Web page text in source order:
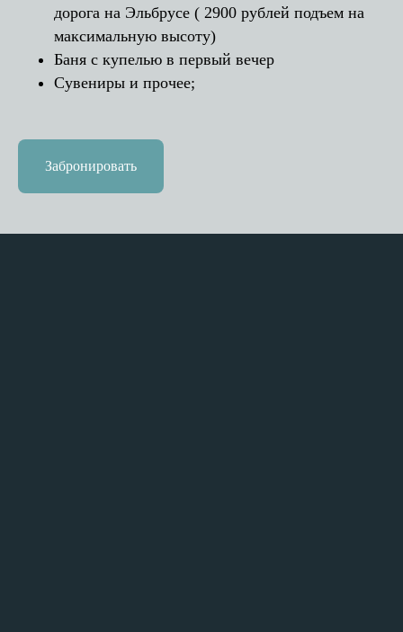
дорога на Эльбрусе ( 2900 рублей подъем на
максимальную высоту)
Баня с купелью в первый вечер
Сувениры и прочее;
Забронировать